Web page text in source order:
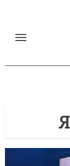
содержанию